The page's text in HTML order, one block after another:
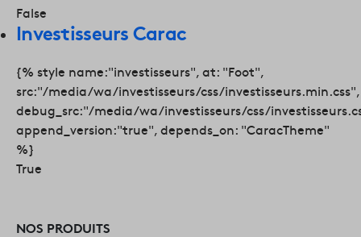
False
Investisseurs Carac
{% style name:"investisseurs", at: "Foot",
src:"/media/wa/investisseurs/css/investisseurs.min.css",
debug_src:"/media/wa/investisseurs/css/
append_version:"true", depends_on: "CaracTheme"
%}
True
NOS PRODUITS